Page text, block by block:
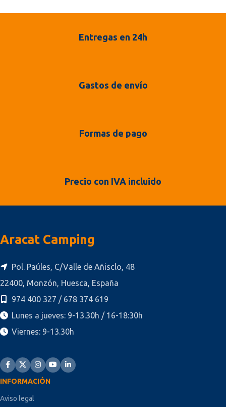
Entregas en 24h
Gastos de envío
Formas de pago
Precio con IVA incluido
Aracat Camping
Pol. Paúles, C/Valle de Añisclo, 48
22400, Monzón, Huesca, España
974 400 327 / 678 374 619
Lunes a jueves: 9-13.30h / 16-18:30h
Viernes: 9-13.30h
INFORMACIÓN
Aviso legal